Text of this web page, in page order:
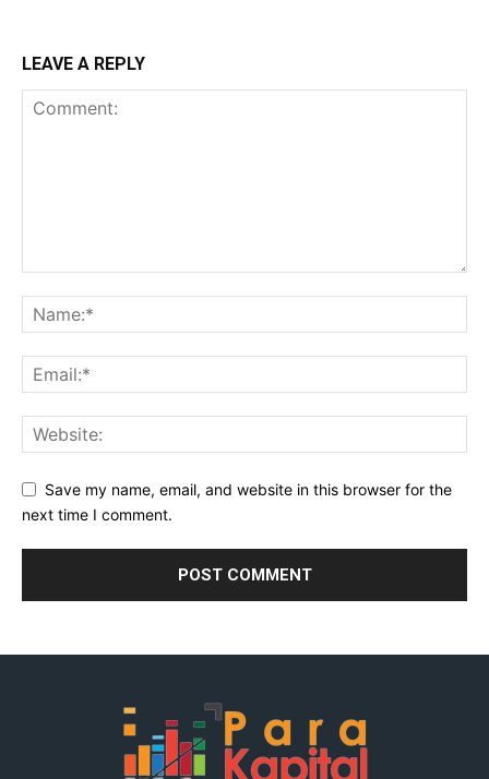
LEAVE A REPLY
Save my name, email, and website in this browser for the
next time I comment.